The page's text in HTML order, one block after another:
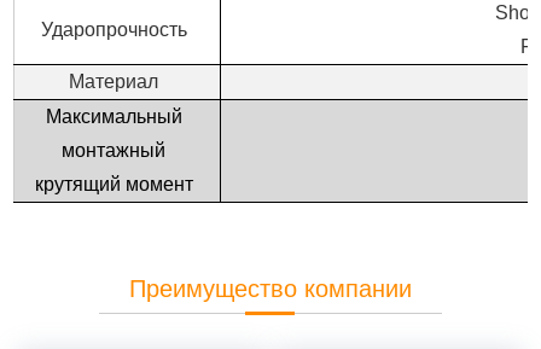
Ударопрочность
Материал
Максимальный
монтажный
крутящий момент
Преимущество компании